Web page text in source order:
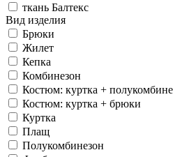
ткань Балтекс
Вид изделия
Брюки
Жилет
Кепка
Комбинезон
Костюм: куртка +
Костюм: куртка + брюки
Куртка
Плащ
Полукомбинезон